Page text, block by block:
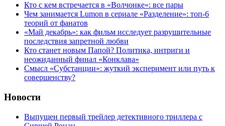
Кто с кем встречается в «Волчонке»: все пары
Чем занимается Lumon в сериале «Разделение»: топ-6
теорий от фанатов
«Май декабрь»: как фильм исследует разрушительные
последствия запретной любви
Кто станет новым Папой? Политика, интриги и
неожиданный финал «Конклава»
Cмысл «Субстанции»: жуткий эксперимент или путь к
совершенству?
Новости
Выпущен первый трейлер детективного триллера с